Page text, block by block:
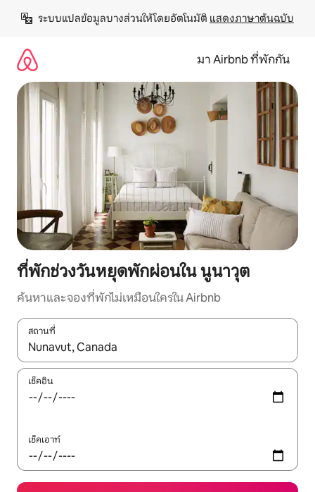
เนื้อหา
ระบบแปลข้อมูลบางส่วนให้โดยอัตโนมัติ แสดงภาษาต้นฉบับ
มา Airbnb ที่พักกัน
ที่พักช่วงวันหยุดพักผ่อนใน นูนาวุต
ค้นหาและจองที่พักไม่เหมือนใครใน Airbnb
สถานที่
ใช้ลูกศรขึ้นลง หรือใช้การสัมผัสหรือปัด เพื่อสำรวจผลการค้นหา
เช็คอิน
เช็คเอาท์